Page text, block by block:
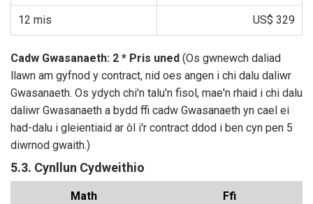
12 mis US$ 329
Cadw Gwasanaeth: 2 * Pris uned (Os gwnewch daliad
llawn am gyfnod y contract, nid oes angen i chi dalu daliwr
Gwasanaeth. Os ydych chi'n talu'n fisol, mae'n rhaid i chi dalu
daliwr Gwasanaeth a bydd ffi cadw Gwasanaeth yn cael ei
had-dalu i gleientiaid ar ôl i'r contract ddod i ben cyn pen 5
diwrnod gwaith.)
5.3. Cynllun Cydweithio
Math Ffi